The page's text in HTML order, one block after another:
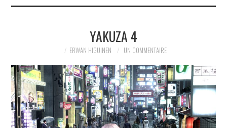
SÉRIES
ANIMATION
JEU VIDÉO
YAKUZA 4
ERWAN HIGUINEN UN COMMENTAIRE